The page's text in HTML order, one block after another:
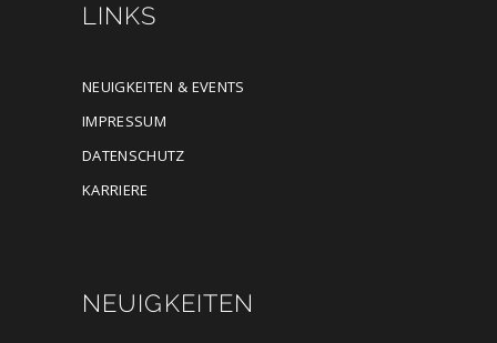
LINKS
NEUIGKEITEN & EVENTS
IMPRESSUM
DATENSCHUTZ
KARRIERE
NEUIGKEITEN